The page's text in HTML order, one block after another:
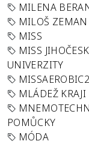
MILENA
MILOŠ ZEMAN
MISS
MISS
UNIVERZITY
MLÁDEŽ KRAJI
POMŮCKY
MÓDA